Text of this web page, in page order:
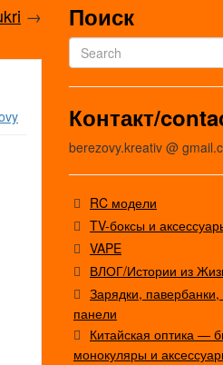
→ Поиск
Контакт/
berezovy.kreativ @
RC модели
TV-боксы и
VAPE
ВЛОГ/Истории из
Зарядки,
панели
Китайская оптика —
монокуляры и